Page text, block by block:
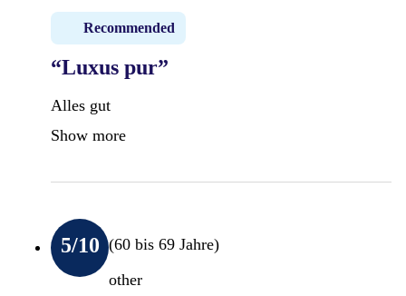
Recommended
“Luxus pur”
Alles gut
Show more
5/10 (60 bis 69 Jahre)
other